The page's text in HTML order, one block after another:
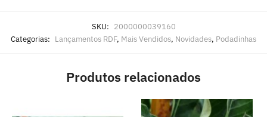
SKU: 2000000039160
Categorias: Lançamentos RDF, Mais Vendidos, Novidades, Podadinhas
Produtos relacionados